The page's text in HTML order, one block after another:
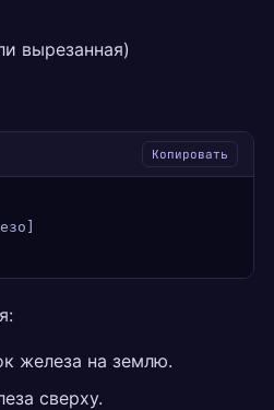
вырезанная)
Копировать
железа на землю.
сверху.